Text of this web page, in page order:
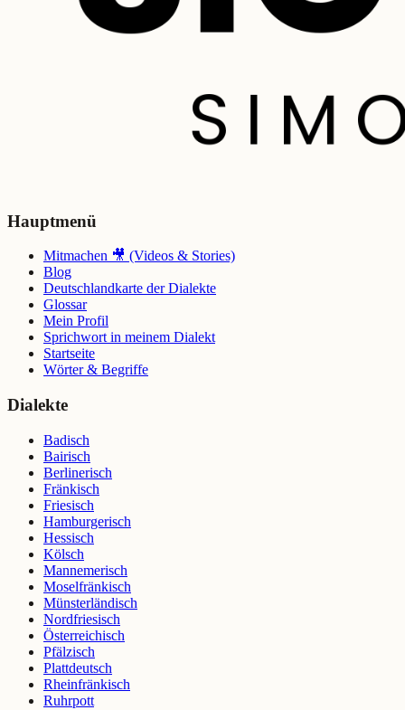
Hauptmenü
Mitmachen 🎥 (Videos & Stories)
Blog
Deutschlandkarte der Dialekte
Glossar
Mein Profil
Sprichwort in meinem Dialekt
Startseite
Wörter & Begriffe
Dialekte
Badisch
Bairisch
Berlinerisch
Fränkisch
Friesisch
Hamburgerisch
Hessisch
Kölsch
Mannemerisch
Moselfränkisch
Münsterländisch
Nordfriesisch
Österreichisch
Pfälzisch
Plattdeutsch
Rheinfränkisch
Ruhrpott